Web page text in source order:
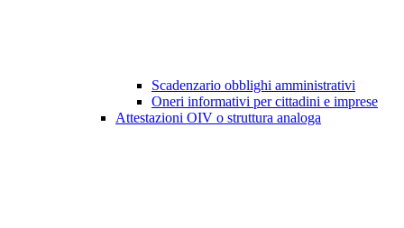
Scadenzario obblighi amministrativi
Oneri informativi per cittadini e imprese
Attestazioni OIV o struttura analoga